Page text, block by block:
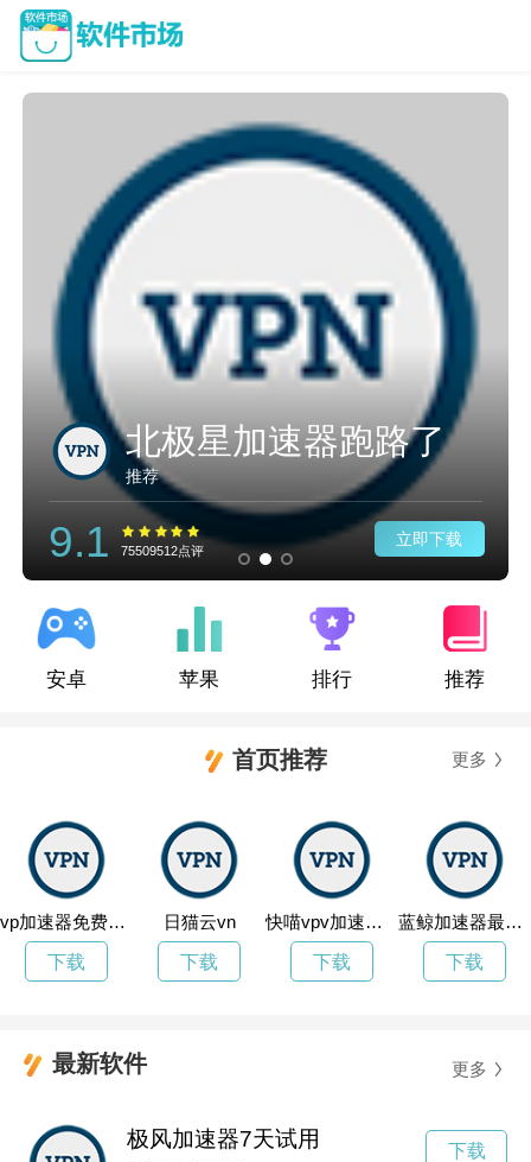
北极星加速器跑路了
推荐
9.1 75509512点评
立即下载
安卓 苹果 排行 推荐
首页推荐 更多
vp加速器免费vqn
下载
日猫云vn
下载
快喵vpv加速器电脑版下载
下载
蓝鲸加速器最新版
下载
最新软件 更多
极风加速器7天试用 下载